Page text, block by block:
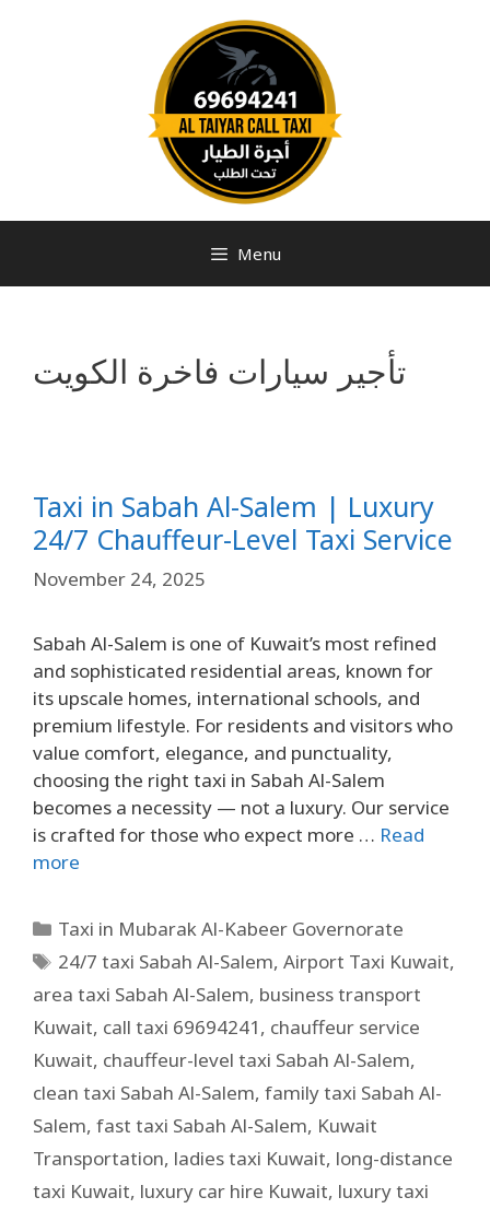
Menu
تأجير سيارات فاخرة الكويت
Taxi in Sabah Al-Salem | Luxury
24/7 Chauffeur-Level Taxi Service
November 24, 2025
Sabah Al-Salem is one of Kuwait’s most refined
and sophisticated residential areas, known for
its upscale homes, international schools, and
premium lifestyle. For residents and visitors who
value comfort, elegance, and punctuality,
choosing the right taxi in Sabah Al-Salem
becomes a necessity — not a luxury. Our service
is crafted for those who expect more … Read
more
Taxi in Mubarak Al-Kabeer Governorate
24/7 taxi Sabah Al-Salem,Airport Taxi Kuwait,
area taxi Sabah Al-Salem, business transport
Kuwait, call taxi 69694241, chauffeur service
Kuwait, chauffeur-level taxi Sabah Al-Salem,
clean taxi Sabah Al-Salem, family taxi Sabah Al-
Salem, fast taxi Sabah Al-Salem, Kuwait
Transportation, ladies taxi Kuwait, long-distance
taxi Kuwait, luxury car hire Kuwait, luxury taxi